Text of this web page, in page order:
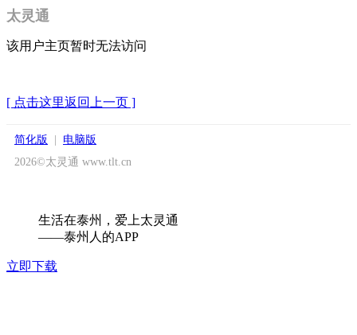
太灵通
该用户主页暂时无法访问
[ 点击这里返回上一页 ]
简化版
电脑版
2026©太灵通 www.tlt.cn
生活在泰州，爱上太灵通
——泰州人的APP
立即下载